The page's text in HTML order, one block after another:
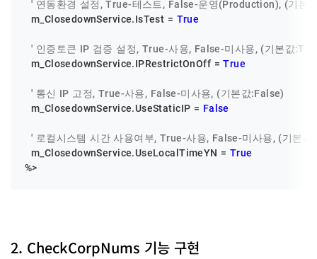
' 연동환경 설정, True-테스트, False-운영(Production), (기본
  m_ClosedownService.IsTest =
True
' 인증토큰 IP 검증 설정, True-사용, False-미사용, (기본값
  m_ClosedownService.IPRestrictOnOff =
True
' 통신 IP 고정, True-사용, False-미사용, (기본값:False)
  m_ClosedownService.UseStaticIP =
False
' 로컬시스템 시간 사용여부, True-사용, False-미사용, (기본값
  m_ClosedownService.UseLocalTimeYN =
True
%>
2. CheckCorpNums 기능 구현